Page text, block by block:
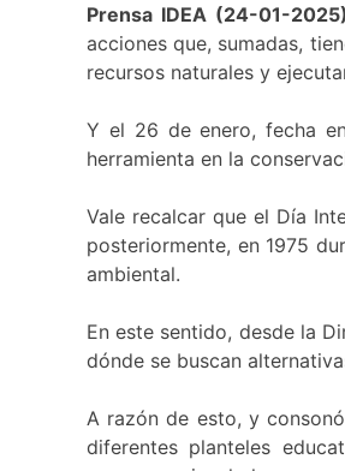
Prensa IDEA (24-01-
acciones que, sumadas,
recursos naturales y
Y el 26 de enero, fecha
herramienta en la
Vale recalcar que el Día
posteriormente, en 1975
ambiental.
En este sentido, desde la
dónde se buscan
A razón de esto, y
diferentes planteles